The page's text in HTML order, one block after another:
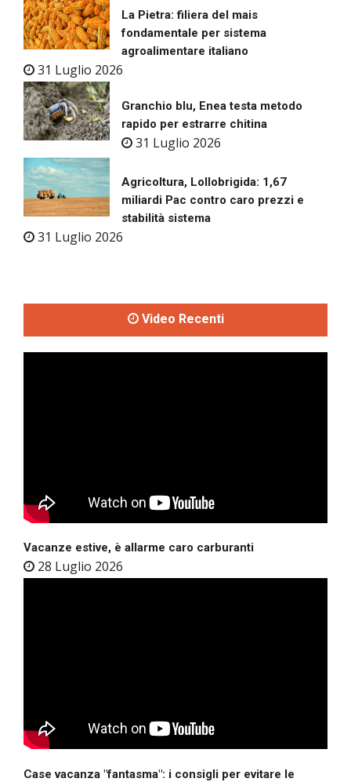
La Pietra: filiera del mais
fondamentale per sistema
agroalimentare italiano
31 Luglio 2026
Granchio blu, Enea testa metodo
rapido per estrarre chitina
31 Luglio 2026
Agricoltura, Lollobrigida: 1,67
miliardi Pac contro caro prezzi e
stabilità sistema
31 Luglio 2026
Video Recenti
Vacanze estive, è allarme caro carburanti
28 Luglio 2026
Case vacanza "fantasma": i consigli per evitare le